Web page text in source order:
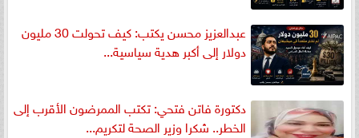
عبدالعزيز محسن يكتب: كيف تحولت 30 مليون
دولار إلى أكبر هدية سياسية...
دكتورة فاتن فتحي: تكتب الممرضون الأقرب إلى
الخطر.. شكرا وزير الصحة لتكريم...